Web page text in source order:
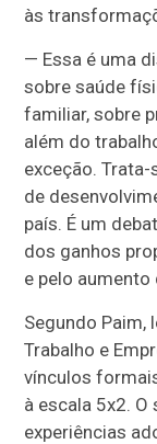
às
— Essa é uma
sobre saúde
familiar, sobre
além do
exceção.
de
país. É um
dos ganhos
e pelo
Segundo
Trabalho e
vínculos
à escala 5x2.
experiências